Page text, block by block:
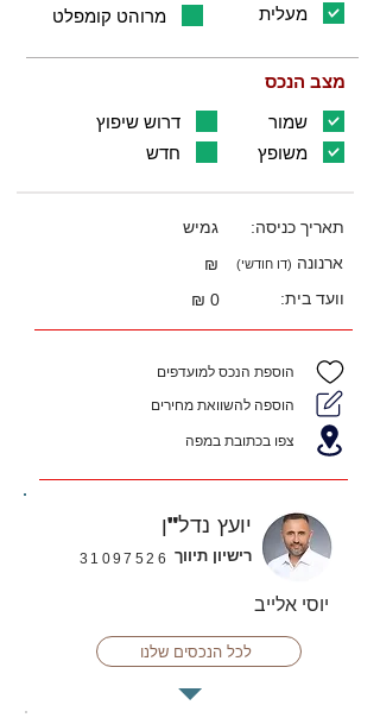
מרוהט קומפלט
מעלית
מצב הנכס
דרוש שיפוץ
שמור
חדש
משופץ
גמיש
תאריך כניסה:
₪
ארנונה (דו חודשי)
0 ₪ וועד בית:
הוספת הנכס למועדפים
הוספה להשוואת מחירים
צפו בכתובת במפה
יועץ נדל"ן
31097526 רישיון תיווך
יוסי אלייב
לכל הנכסים שלנו